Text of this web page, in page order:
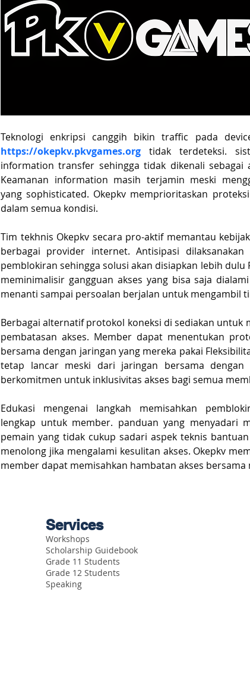
https://okepkv.pkvgames.org tidak terdeteksi.
information transfer sehingga tidak dikenali sebagai
Keamanan information masih terjamin meski
yang sophisticated. Okepkv memprioritaskan
dalam semua kondisi.
Tim tekhnis Okepkv secara pro-aktif memantau
berbagai provider internet. Antisipasi
pemblokiran sehingga solusi akan disiapkan lebih dulu
meminimalisir gangguan akses yang bisa saja
menanti sampai persoalan berjalan untuk mengambil
Berbagai alternatif protokol koneksi di sediakan untuk
pembatasan akses. Member dapat menentukan
bersama dengan jaringan yang mereka pakai
tetap lancar meski dari jaringan bersama dengan
berkomitmen untuk inklusivitas akses bagi semua
Edukasi mengenai langkah memisahkan
lengkap untuk member. panduan yang menyadari
pemain yang tidak cukup sadari aspek teknis
menolong jika mengalami kesulitan akses. Okepkv
member dapat memisahkan hambatan akses bersama
Services
Workshops
Scholarship Guidebook
Grade 11 Students
Grade 12 Students
Speaking